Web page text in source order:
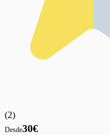
(2)
Desde30€